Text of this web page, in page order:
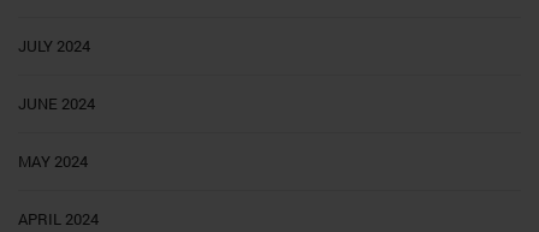
JULY 2024
JUNE 2024
MAY 2024
APRIL 2024